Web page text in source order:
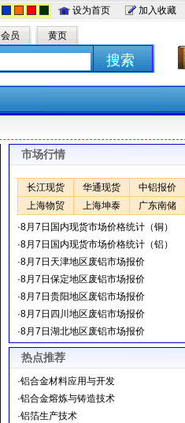
设为首页 加入收藏
会员 黄页
搜索
市场行情
长江现货 华通现货 中铝报价
上海物贸
上海坤泰 广东南储
·8月7日国内现货市场价格统计（铜）
·8月7日国内现货市场价格统计（铝）
·8月7日天津地区废铝市场报价
·8月7日保定地区废铝市场报价
·8月7日贵阳地区废铝市场报价
·8月7日四川地区废铝市场报价
·8月7日湖北地区废铝市场报价
热点推荐
·铝合金材料应用与开发
·铝合金熔炼与铸造技术
·铝箔生产技术